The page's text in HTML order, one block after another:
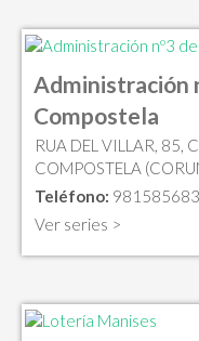
Administración
Compostela
RUA DEL VILLAR, 85,
COMPOSTELA
Teléfono: 981585683
Ver series >